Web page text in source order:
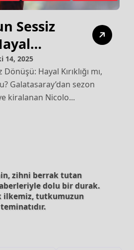
Sessiz
Yeniden
14, 2025
Galatasaray’dan sezon
kiralanan Nicolo...
zihni berrak tutan
dolu bir durak.
ilkemiz, tutkumuzun
teminatıdır.